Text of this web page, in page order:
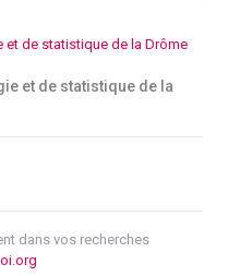
et de statistique de la
dans vos recherches